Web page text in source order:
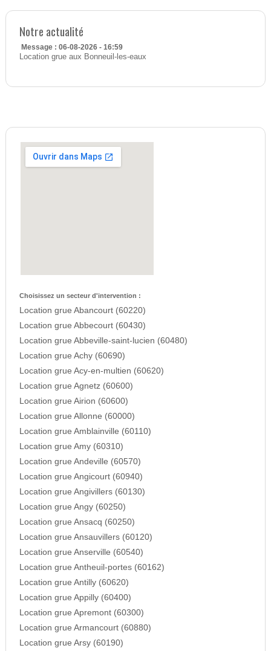
Notre actualité
Message : 06-08-2026 - 16:59
Location grue aux Bonneuil-les-eaux
Choisissez un secteur d'intervention :
Location grue Abancourt (60220)
Location grue Abbecourt (60430)
Location grue Abbeville-saint-lucien (60480)
Location grue Achy (60690)
Location grue Acy-en-multien (60620)
Location grue Agnetz (60600)
Location grue Airion (60600)
Location grue Allonne (60000)
Location grue Amblainville (60110)
Location grue Amy (60310)
Location grue Andeville (60570)
Location grue Angicourt (60940)
Location grue Angivillers (60130)
Location grue Angy (60250)
Location grue Ansacq (60250)
Location grue Ansauvillers (60120)
Location grue Anserville (60540)
Location grue Antheuil-portes (60162)
Location grue Antilly (60620)
Location grue Appilly (60400)
Location grue Apremont (60300)
Location grue Armancourt (60880)
Location grue Arsy (60190)